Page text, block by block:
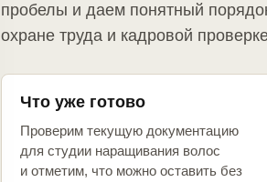
пробелы и даем понятный
охране труда и кадровой
Что уже готово
Проверим текущую документацию
для студии наращивания волос
и отметим, что можно оставить без